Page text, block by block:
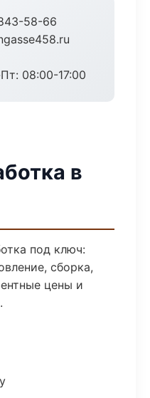
58-66
08:00-17:00
в
под ключ:
сборка,
цены и